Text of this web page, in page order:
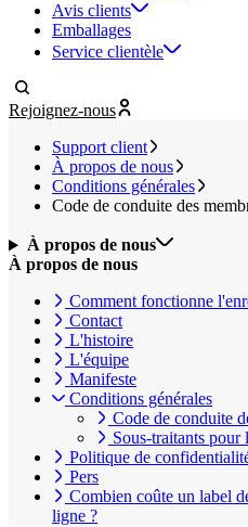
Avis clients
Emballages
Service clientèle
Rejoignez-nous
Support client
À propos de nous
Conditions générales
Code de conduite des
À propos de nous
À propos de nous
Comment fonctionne
Contact
L'histoire
L'équipe
Manifeste
Conditions générales
Code de conduite
Sous-traitants pour
Politique de
Pers
Combien coûte un label
ligne ?